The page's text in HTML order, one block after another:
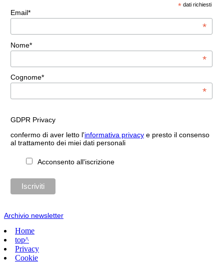
* dati richiesti
Email*
*
Nome*
*
Cognome*
*
GDPR Privacy
confermo di aver letto l'informativa privacye presto il consenso
al trattamento dei miei dati personali
Acconsento all'iscrizione
Archivio newsletter
Home
top^
Privacy
Cookie